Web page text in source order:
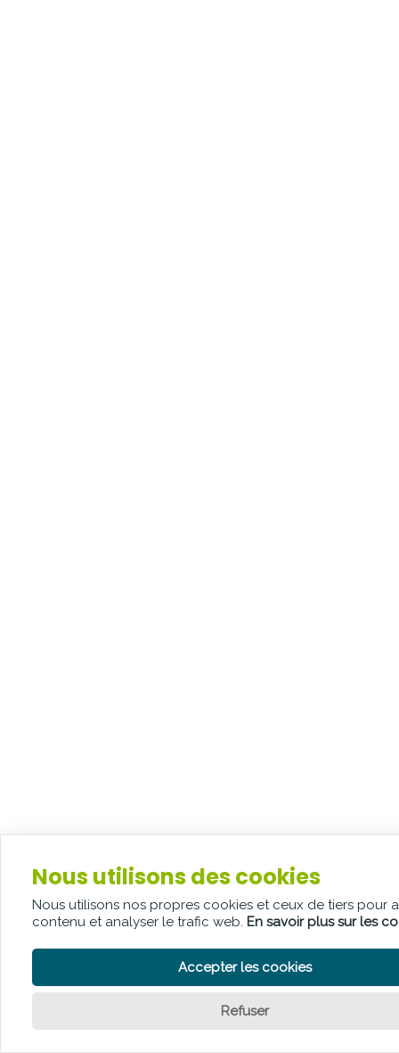
Nous utilisons des cookies
Nous utilisons nos propres cookies et ceux de tiers pour
contenu et analyser le trafic web. En savoir plus sur les
Accepter les cookies
Refuser